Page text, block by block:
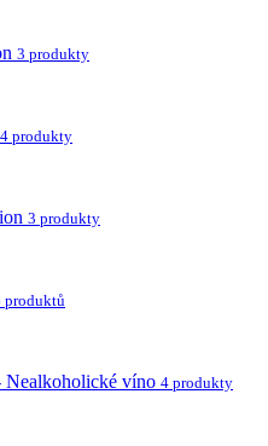
3 produkty
4 produkty
3 produkty
produktů
víno 4 produkty